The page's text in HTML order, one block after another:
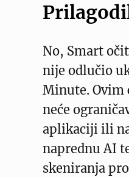
No, Smart
nije odlučio
Minute. Ovim
neće
aplikaciji ili
naprednu AI
skeniranja